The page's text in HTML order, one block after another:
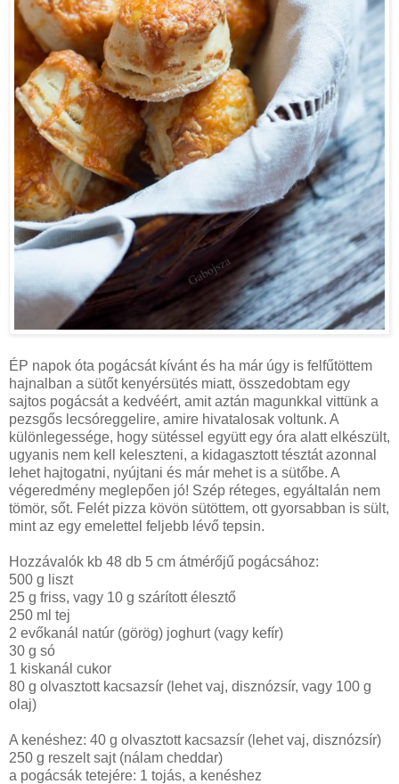
ÉP napok óta pogácsát kívánt és ha már úgy is felfűtöttem
hajnalban a sütőt kenyérsütés miatt, összedobtam egy
sajtos pogácsát a kedvéért, amit aztán magunkkal vittünk a
pezsgős lecsóreggelire, amire hivatalosak voltunk. A
különlegessége, hogy sütéssel együtt egy óra alatt elkészült,
ugyanis nem kell keleszteni, a kidagasztott tésztát azonnal
lehet hajtogatni, nyújtani és már mehet is a sütőbe. A
végeredmény meglepően jó! Szép réteges, egyáltalán nem
tömör, sőt. Felét pizza kövön sütöttem, ott gyorsabban is sült,
mint az egy emelettel feljebb lévő tepsin.
Hozzávalók kb 48 db 5 cm átmérőjű pogácsához:
500 g liszt
25 g friss, vagy 10 g szárított élesztő
250 ml tej
2 evőkanál natúr (görög) joghurt (vagy kefír)
30 g só
1 kiskanál cukor
80 g olvasztott kacsazsír (lehet vaj, disznózsír, vagy 100 g
olaj)
A kenéshez: 40 g olvasztott kacsazsír (lehet vaj, disznózsír)
250 g reszelt sajt (nálam cheddar)
a pogácsák tetejére: 1 tojás, a kenéshez